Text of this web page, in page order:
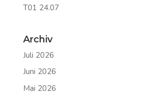
T01 24.07
Archiv
Juli 2026
Juni 2026
Mai 2026